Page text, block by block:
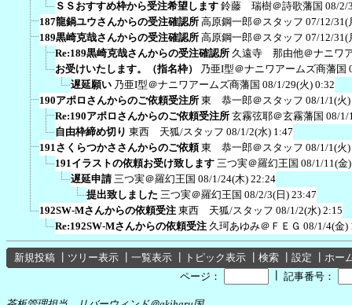
ＳＳおすすめ枠から受注希望します 鈴藤 瑞樹＠詩歌藩国 08/2/
187龍鍋ユウさんからの受注確認所 高原鋼一郎＠スタッフ 07/12/31(
189黒崎克哉さんからの受注確認所 高原鋼一郎＠スタッフ 07/12/31(
Re:189黒崎克哉さんからの受注確認所 久遠寺 那由他＠ナニワ
お受けいたします。（指名枠）
乃亜I型＠ナニワアームズ商藩国
遅延願い 乃亜I型＠ナニワアームズ商藩国 08/1/29(火) 0:32
190アポロさんからのご依頼受注所 東 恭一郎＠スタッフ 08/1/1(火
Re:190アポロさんからのご依頼受注所 玄霧弦耶＠玄霧藩国 08/1/
自由枠締め切り 東西 天狐/スタッフ 08/1/2(水) 1:47
191さくらつかささんからのご依頼 東 恭一郎＠スタッフ 08/1/1(火
191イラストの依頼お受け致します 三つ実＠羅幻王国 08/1/11(金
遅延申請 三つ実＠羅幻王国 08/1/24(木) 22:24
提出致しました 三つ実＠羅幻王国 08/2/3(日) 23:47
192SW-Mさんからの依頼受注 東西 天狐/スタッフ 08/1/2(水) 2:15
Re:192SW-Mさんからの依頼受注 久珂あゆみ＠ＦＥＧ 08/1/4(金)
新規投稿 ツリー表示 一覧表示 トピック表示 検索 設定
ホー
ページ：
記事番号：